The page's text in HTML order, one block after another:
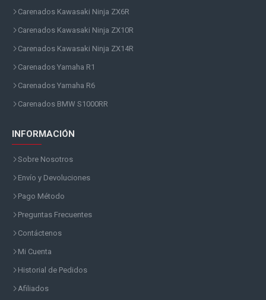
Carenados Kawasaki Ninja ZX6R
Carenados Kawasaki Ninja ZX10R
Carenados Kawasaki Ninja ZX14R
Carenados Yamaha R1
Carenados Yamaha R6
Carenados BMW S1000RR
INFORMACIÓN
Sobre Nosotros
Envío y Devoluciones
Pago Método
Preguntas Frecuentes
Contáctenos
Mi Cuenta
Historial de Pedidos
Afiliados